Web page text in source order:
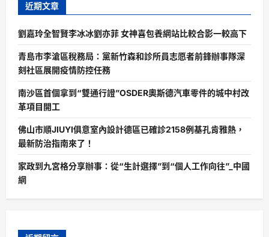
近期文章
劉嘉玲全智賢李冰冰劉亦菲 女神喜包養網站比較合影一較高下
青島市李滄區稅務局：黨新竹森和診所員志愿者前鋒辦事隊深
刻社區展開疫情防控任務
南沙區首個拿到“雙通行證”OSDER奧斯德汽車零件的城中村改
革項目開工
佛山市順JIUYI俱意室內設計德區已確診2158例基孔肯雅熱，
最新防治指南來了！
家政到九宮格分享辦事：從“生計選擇”到“個人工作向往”_中國
網